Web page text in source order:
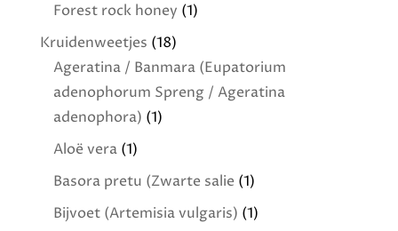
Forest rock honey (1)
Kruidenweetjes (18)
Ageratina / Banmara (Eupatorium
adenophorum Spreng / Ageratina
adenophora) (1)
Aloë vera(1)
Basora pretu (Zwarte salie (1)
Bijvoet (Artemisia vulgaris) (1)